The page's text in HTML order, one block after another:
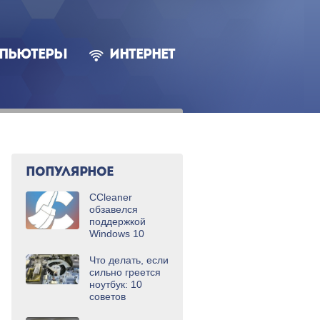
ИНТЕРНЕТ
ПОПУЛЯРНОЕ
CCleaner
обзавелся
поддержкой
Windows 10
Что делать, если
сильно греется
ноутбук: 10
советов